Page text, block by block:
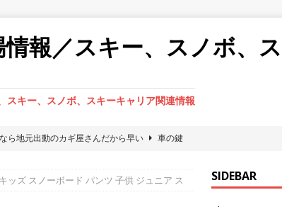
報／スキー、スノボ、
スキー、スノボ、スキーキャリア関連情報
ら地元出動のカギ屋さんだから早い
車の鍵
張鍵屋へお任せ下さい。
車の鍵紛失
ッズ スノーボード パンツ 子供 ジュニア ス SIDEBAR